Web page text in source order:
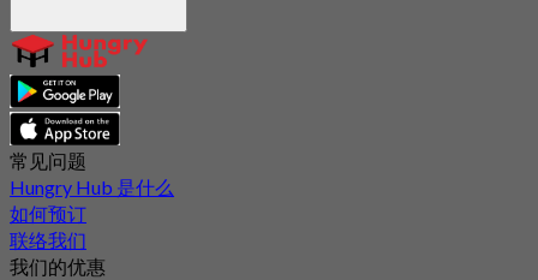
常见问题
Hungry Hub 是什么
如何预订
联络我们
我们的优惠